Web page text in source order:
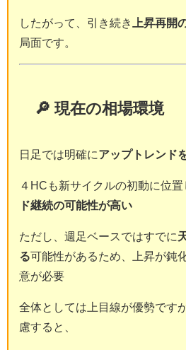
したがって、引き続き 上昇再開
局面です。
🔎 現在の相場環境
日足では明確にアップトレンド
４HCも新サイクルの初動に位置
ド継続の可能性が高い
ただし、週足ベースではすでに
る可能性があるため、上昇が鈍
意が必要
全体としては上目線が優勢です
慮すると、